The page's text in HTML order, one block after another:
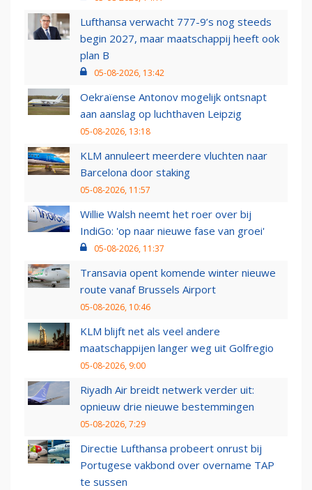
Lufthansa verwacht 777-9’s nog steeds
begin 2027, maar maatschappij heeft ook
plan B
05-08-2026, 13:42
Oekraïense Antonov mogelijk ontsnapt
aan aanslag op luchthaven Leipzig
05-08-2026, 13:18
KLM annuleert meerdere vluchten naar
Barcelona door staking
05-08-2026, 11:57
Willie Walsh neemt het roer over bij
IndiGo: 'op naar nieuwe fase van groei'
05-08-2026, 11:37
Transavia opent komende winter nieuwe
route vanaf Brussels Airport
05-08-2026, 10:46
KLM blijft net als veel andere
maatschappijen langer weg uit Golfregio
05-08-2026, 9:00
Riyadh Air breidt netwerk verder uit:
opnieuw drie nieuwe bestemmingen
05-08-2026, 7:29
Directie Lufthansa probeert onrust bij
Portugese vakbond over overname TAP
te sussen